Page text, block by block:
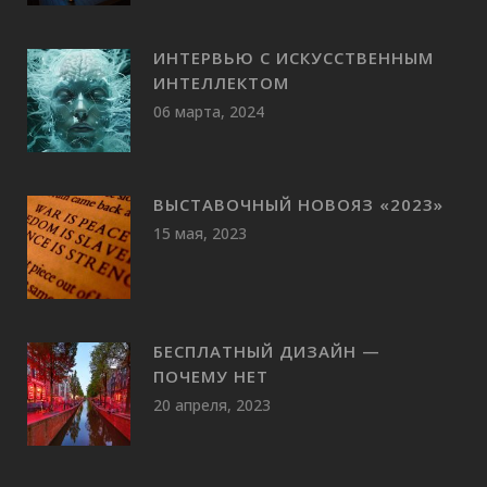
ИНТЕРВЬЮ С ИСКУССТВЕННЫМ
ИНТЕЛЛЕКТОМ
06 марта, 2024
ВЫСТАВОЧНЫЙ НОВОЯЗ «2023»
15 мая, 2023
БЕСПЛАТНЫЙ ДИЗАЙН —
ПОЧЕМУ НЕТ
20 апреля, 2023